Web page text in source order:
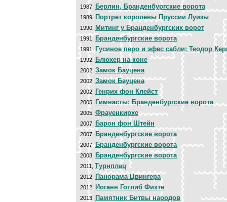
1987, Берлин, Бранденбургские ворота
1989, Портрет королевы Пруссии Луизы
1990, Митинг у Бранденбургских ворот
1991, Бранденбургские ворота
1991, Гусиное перо и эфес сабли; Теодор
1992, Блюхер на коне
2002, Замок Бауцена
2002, Замок Бауцена
2002, Генрих фон Клейст
2005, Гимнасты; Бранденбургские ворота
2005, Фрауенкирхе
2007, Барон фон Штейн
2007, Бранденбургские ворота
2007,Бранденбургские ворота
2008, Бранденбургские ворота
2011, Турнплац
2012, Панорама Цвингера
2012, Иоганн Готлиб Фихте
2013, Памятник Битвы народов